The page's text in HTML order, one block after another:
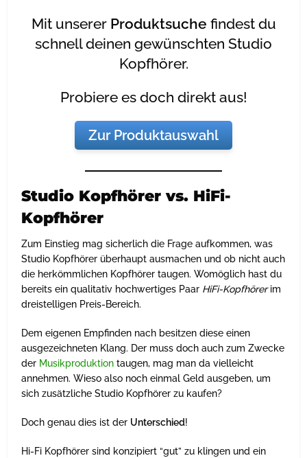
Mit unserer Produktsuche findest du
schnell deinen gewünschten Studio
Kopfhörer.
Probiere es doch direkt aus!
Zur Produktauswahl
Studio Kopfhörer vs. HiFi-
Kopfhörer
Zum Einstieg mag sicherlich die Frage aufkommen, was
Studio Kopfhörer überhaupt ausmachen und ob nicht auch
die herkömmlichen Kopfhörer taugen. Womöglich hast du
bereits ein qualitativ hochwertiges Paar HiFi-Kopfhörerim
dreistelligen Preis-Bereich.
Dem eigenen Empfinden nach besitzen diese einen
ausgezeichneten Klang. Der muss doch auch zum Zwecke
der Musikproduktion taugen, mag man da vielleicht
annehmen. Wieso also noch einmal Geld ausgeben, um
sich zusätzliche Studio Kopfhörer zu kaufen?
Doch genau dies ist der Unterschied!
Hi-Fi Kopfhörer sind konzipiert “gut” zu klingen und ein